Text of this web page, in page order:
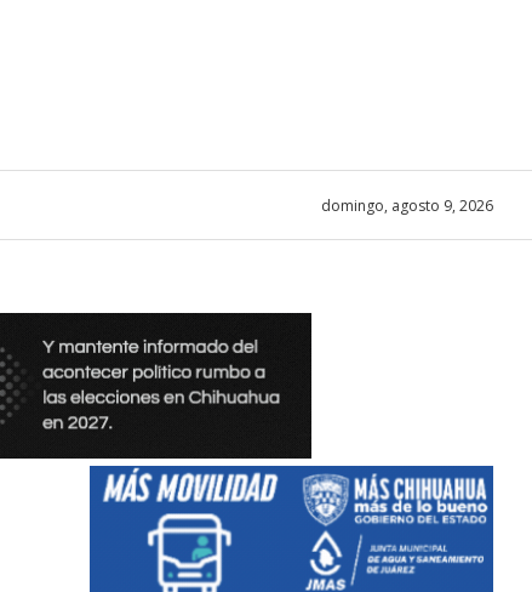
domingo, agosto 9, 2026